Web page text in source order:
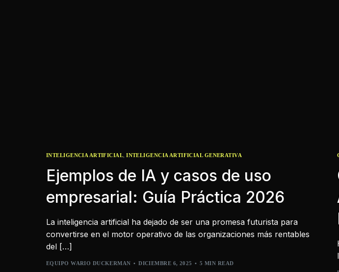
INTELIGENCIA ARTIFICIAL ,INTELIGENCIA ARTIFICIAL GENERATIVA
Ejemplos de IA y casos de uso
empresarial: Guía Práctica 2026
La inteligencia artificial ha dejado de ser una promesa futurista para
convertirse en el motor operativo de las organizaciones más rentables
del […]
EQUIPO WARIO DUCKERMAN DICIEMBRE 6, 2025 5 MIN READ